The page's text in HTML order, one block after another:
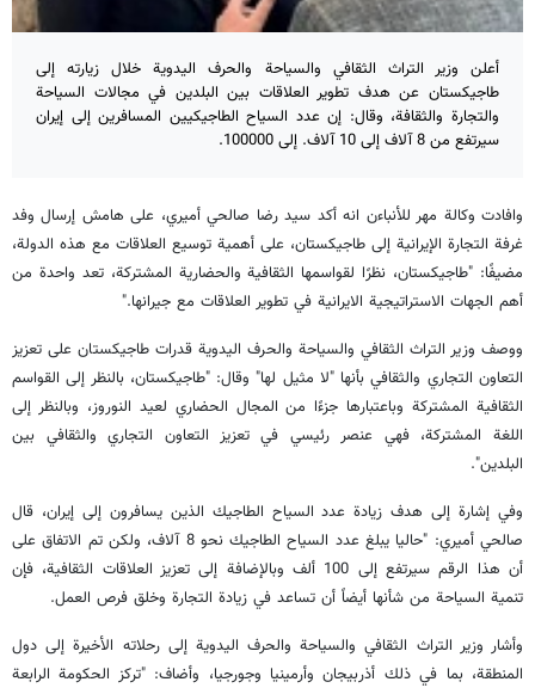
أعلن وزير التراث الثقافي والسياحة والحرف اليدوية خلال زيارته إلى
طاجيكستان عن هدف تطوير العلاقات بين البلدين في مجالات السياحة
والتجارة والثقافة، وقال: إن عدد السياح الطاجيكيين المسافرين إلى إيران
سيرتفع من 8 آلاف إلى 10 آلاف. إلى 100000.
وافادت وكالة مهر للأنباءن انه أكد سيد رضا صالحي أميري، على هامش إرسال وفد
غرفة التجارة الإيرانية إلى طاجيكستان، على أهمية توسيع العلاقات مع هذه الدولة،
مضيفًا: "طاجيكستان، نظرًا لقواسمها الثقافية والحضارية المشتركة، تعد واحدة من
أهم الجهات الاستراتيجية الايرانية في تطوير العلاقات مع جيرانها."
ووصف وزير التراث الثقافي والسياحة والحرف اليدوية قدرات طاجيكستان على تعزيز
التعاون التجاري والثقافي بأنها "لا مثيل لها" وقال: "طاجيكستان، بالنظر إلى القواسم
الثقافية المشتركة وباعتبارها جزءًا من المجال الحضاري لعيد النوروز، وبالنظر إلى
اللغة المشتركة، فهي عنصر رئيسي في تعزيز التعاون التجاري والثقافي بين
البلدين".
وفي إشارة إلى هدف زيادة عدد السياح الطاجيك الذين يسافرون إلى إيران، قال
صالحي أميري: "حاليا يبلغ عدد السياح الطاجيك نحو 8 آلاف، ولكن تم الاتفاق على
أن هذا الرقم سيرتفع إلى 100 ألف وبالإضافة إلى تعزيز العلاقات الثقافية، فإن
تنمية السياحة من شأنها أيضاً أن تساعد في زيادة التجارة وخلق فرص العمل.
وأشار وزير التراث الثقافي والسياحة والحرف اليدوية إلى رحلاته الأخيرة إلى دول
المنطقة، بما في ذلك أذربيجان وأرمينيا وجورجيا، وأضاف: "تركز الحكومة الرابعة